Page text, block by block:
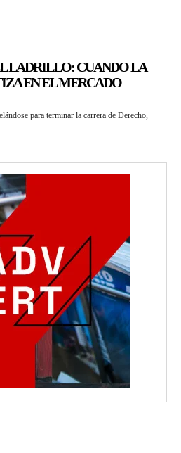
LADRILLO: CUANDO LA
EN EL MERCADO
para terminar la carrera de Derecho,